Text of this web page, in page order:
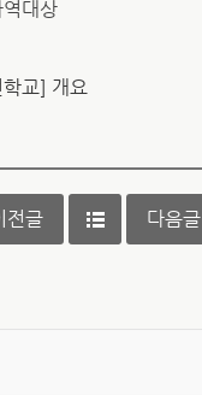
대상
교] 개요
전글 다음글